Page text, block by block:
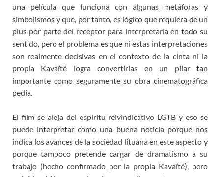
una película que funciona con algunas metáforas y
simbolismos y que, por tanto, es lógico que requiera de un
plus por parte del receptor para interpretarla en todo su
sentido, pero el problema es que ni estas interpretaciones
son realmente decisivas en el contexto de la cinta ni la
propia Kavaïté logra convertirlas en un pilar tan
importante como seguramente su obra cinematográfica
pedía.
El film se aleja del espíritu reivindicativo LGTB y eso se
puede interpretar como una buena noticia porque nos
indica los avances de la sociedad lituana en este aspecto y
porque tampoco pretende cargar de dramatismo a su
trabajo (hecho confirmado por la propia Kavaïté), pero